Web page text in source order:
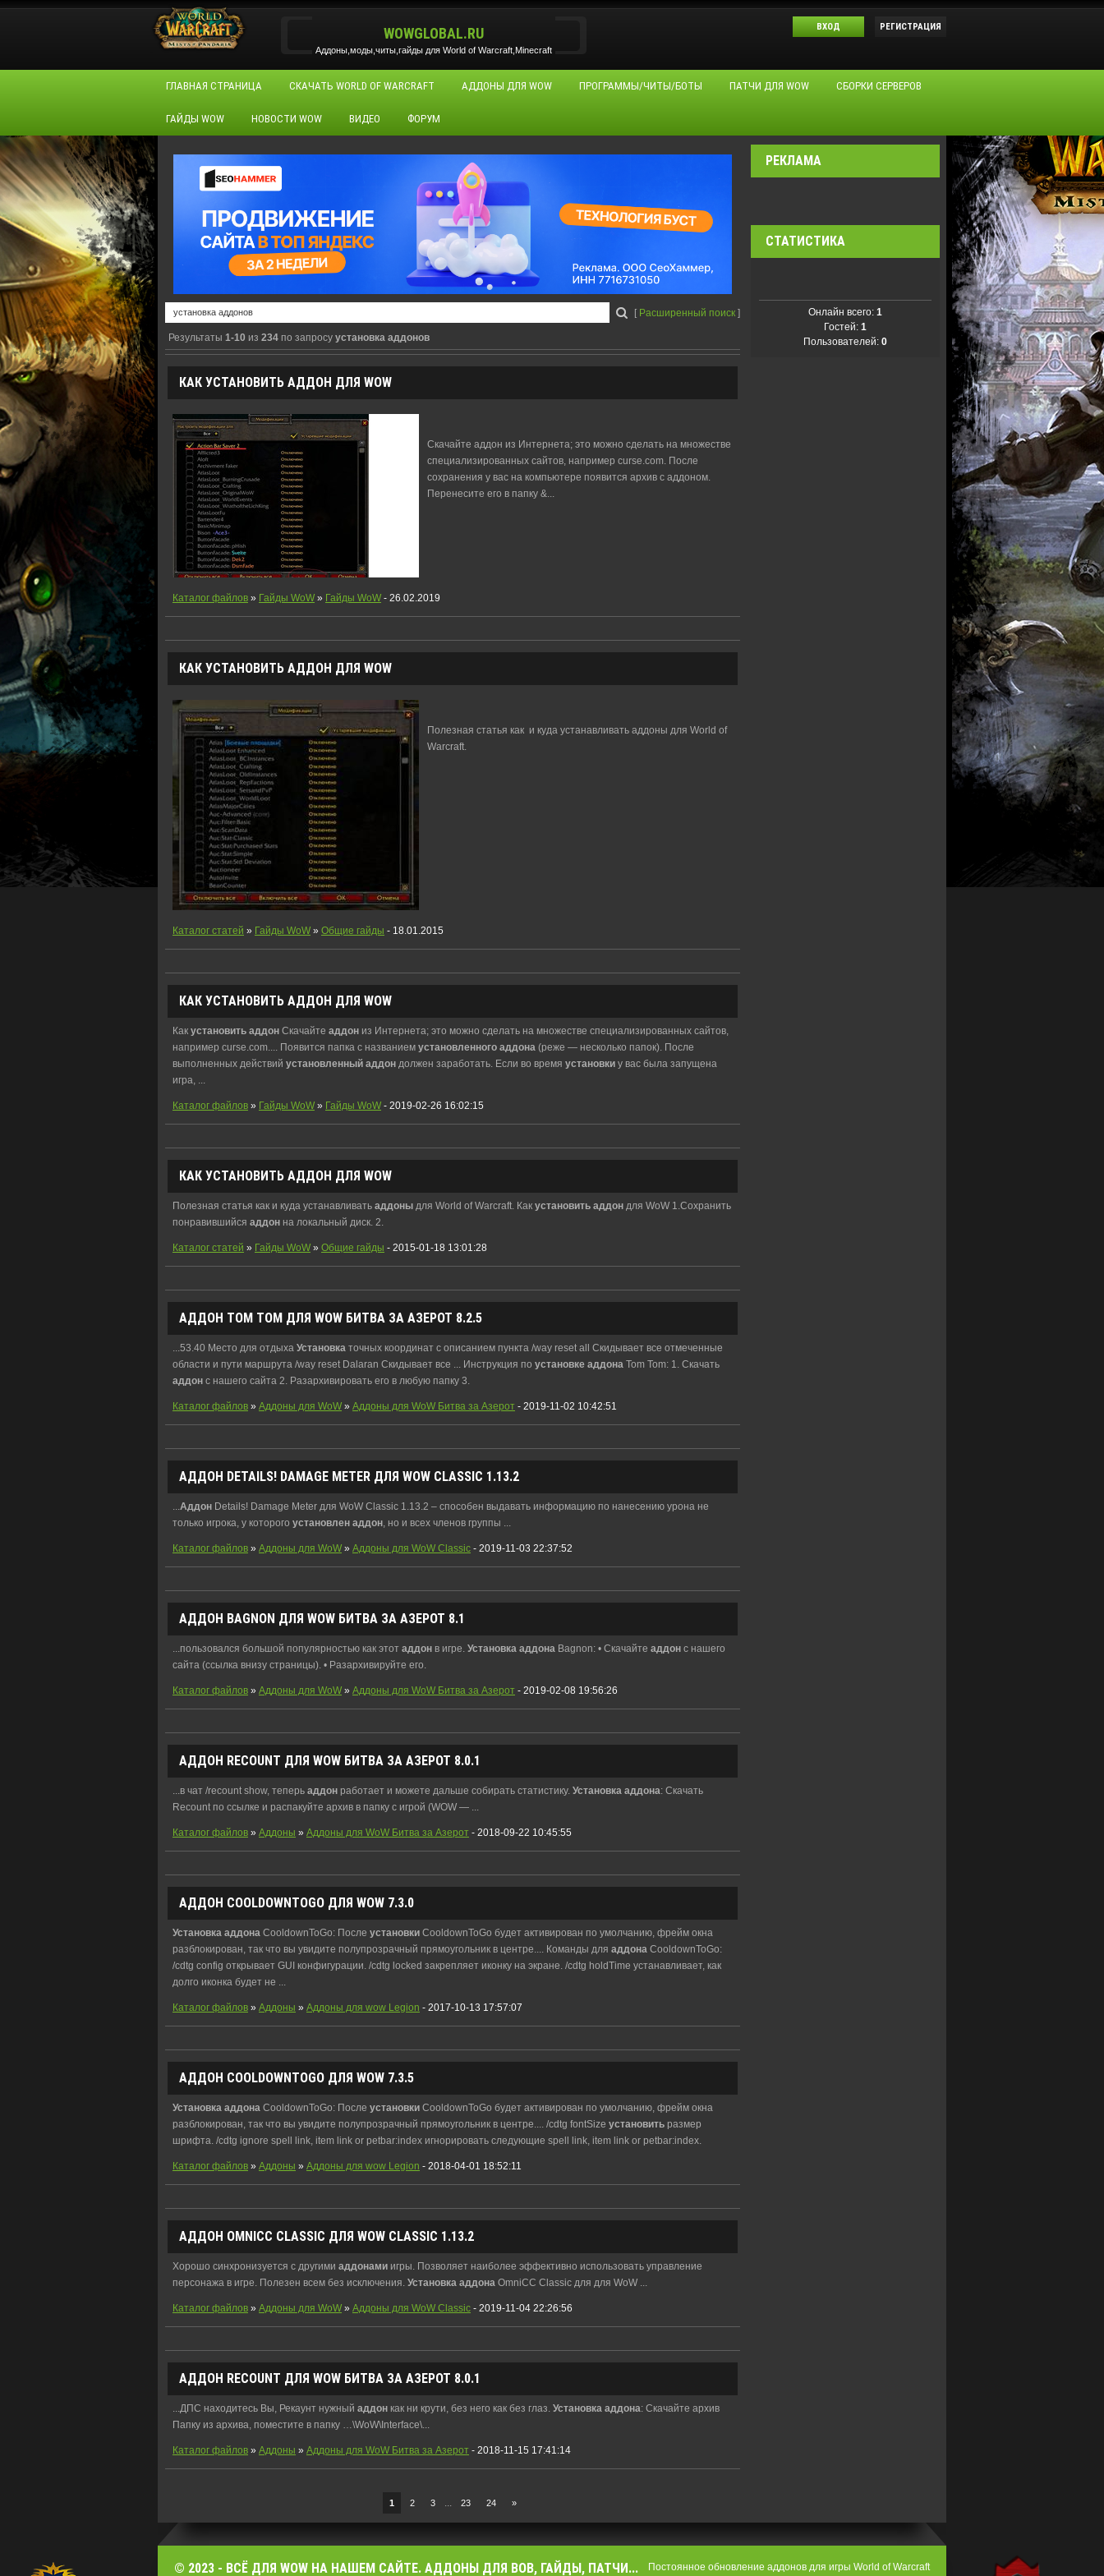
WOWGLOBAL.RU
Аддоны,моды,читы,гайды для World of Warcraft,Minecraft
ВХОД РЕГИСТРАЦИЯ
ГЛАВНАЯ СТРАНИЦА СКАЧАТЬ WORLD OF WARCRAFT АДДОНЫ ДЛЯ WOW ПРОГРАММЫ/ЧИТЫ/БОТЫ ПАТЧИ ДЛЯ WOW СБОРКИ СЕРВЕРОВ
ГАЙДЫ WOW НОВОСТИ WOW ВИДЕО ФОРУМ
[ Расширенный поиск ]
Результаты 1-10 из 234 по запросу установка аддонов
КАК УСТАНОВИТЬ АДДОН ДЛЯ WOW
Скачайте аддон из Интернета; это можно сделать на множестве
специализированных сайтов, например curse.com. После
сохранения у вас на компьютере появится архив с аддоном.
Перенесите его в папку &
Каталог файлов » Гайды WoW » Гайды WoW - 26.02.2019
КАК УСТАНОВИТЬ АДДОН ДЛЯ WOW
Полезная статья как и куда устанавливать аддоны для World of
Warcraft.
Каталог статей » Гайды WoW » Общие гайды - 18.01.2015
КАК УСТАНОВИТЬ АДДОН ДЛЯ WOW
Как установить аддон Скачайте аддон из Интернета; это можно сделать на множестве специализированных сайтов,
например curse.com.... Появится папка с названием установленного аддона (реже — несколько папок). После
выполненных действий установленный аддон должен заработать. Если во время установки у вас была запущена
игра, ...
Каталог файлов » Гайды WoW » Гайды WoW - 2019-02-26 16:02:15
КАК УСТАНОВИТЬ АДДОН ДЛЯ WOW
Полезная статья как и куда устанавливать аддоны для World of Warcraft. Как установить аддон для WoW 1.Сохранить
понравившийся аддон на локальный диск. 2.
Каталог статей » Гайды WoW » Общие гайды - 2015-01-18 13:01:28
АДДОН TOM TOM ДЛЯ WOW БИТВА ЗА АЗЕРОТ 8.2.5
...53.40 Место для отдыха Установка точных координат с описанием пункта /way reset all Скидывает все отмеченные
области и пути маршрута /way reset Dalaran Скидывает все ... Инструкция по установке аддона Tom Tom: 1. Скачать
аддон с нашего сайта 2. Разархивировать его в любую папку 3.
Каталог файлов » Аддоны для WoW » Аддоны для WoW Битва за Азерот - 2019-11-02 10:42:51
АДДОН DETAILS! DAMAGE METER ДЛЯ WOW CLASSIC 1.13.2
Аддон Details! Damage Meter для WoW Classic 1.13.2 – способен выдавать информацию по нанесению урона не
только игрока, у которого установлен аддон , но и всех членов группы ...
Каталог файлов » Аддоны для WoW » Аддоны для WoW Classic - 2019-11-03 22:37:52
АДДОН BAGNON ДЛЯ WOW БИТВА ЗА АЗЕРОТ 8.1
...пользовался большой популярностью как этот аддон в игре. Установка аддона Bagnon: • Скачайте аддон с нашего
сайта (ссылка внизу страницы). • Разархивируйте его.
Каталог файлов » Аддоны для WoW » Аддоны для WoW Битва за Азерот - 2019-02-08 19:56:26
АДДОН RECOUNT ДЛЯ WOW БИТВА ЗА АЗЕРОТ 8.0.1
...в чат /recount show, теперь аддон работает и можете дальше собирать статистику. Установка аддона: Скачать
Recount по ссылке и распакуйте архив в папку с игрой (WOW — ...
Каталог файлов » Аддоны » Аддоны для WoW Битва за Азерот - 2018-09-22 10:45:55
АДДОН COOLDOWNTOGO ДЛЯ WOW 7.3.0
Установка аддона CooldownToGo: После установки CooldownToGo будет активирован по умолчанию, фрейм окна
разблокирован, так что вы увидите полупрозрачный прямоугольник в центре.... Команды для аддона CooldownToGo:
/cdtg config открывает GUI конфигурации. /cdtg locked закрепляет иконку на экране. /cdtg holdTime устанавливает, как
долго иконка будет не ...
Каталог файлов » Аддоны » Аддоны для wow Legion - 2017-10-13 17:57:07
АДДОН COOLDOWNTOGO ДЛЯ WOW 7.3.5
Установка аддона CooldownToGo: После установки CooldownToGo будет активирован по умолчанию, фрейм окна
разблокирован, так что вы увидите полупрозрачный прямоугольник в центре.... /cdtg fontSize установить размер
шрифта. /cdtg ignore spell link, item link or petbar:index игнорировать следующие spell link, item link or petbar:index.
Каталог файлов » Аддоны » Аддоны для wow Legion - 2018-04-01 18:52:11
АДДОН OMNICC CLASSIC ДЛЯ WOW CLASSIC 1.13.2
Хорошо синхронизуется с другими аддонами игры. Позволяет наиболее эффективно использовать управление
персонажа в игре. Полезен всем без исключения. Установка аддона OmniCC Classic для для WoW ...
Каталог файлов » Аддоны для WoW » Аддоны для WoW Classic - 2019-11-04 22:26:56
АДДОН RECOUNT ДЛЯ WOW БИТВА ЗА АЗЕРОТ 8.0.1
...ДПС находитесь Вы, Рекаунт нужный аддон как ни крути, без него как без глаз. Установка аддона: Скачайте архив
Папку из архива, поместите в папку …\WoW\Interface\...
Каталог файлов » Аддоны » Аддоны для WoW Битва за Азерот - 2018-11-15 17:41:14
1 2 3 23 24 »
РЕКЛАМА
СТАТИСТИКА
Онлайн всего: 1
Гостей: 1
Пользователей: 0
© 2023 - ВСЁ ДЛЯ WOW НА НАШЕМ САЙТЕ. АДДОНЫ ДЛЯ ВОВ, ГАЙДЫ, ПАТЧИ... Постоянное обновление аддонов для игры World of Warcraft